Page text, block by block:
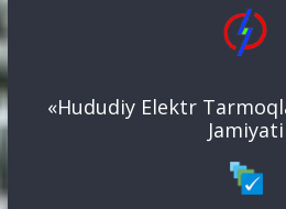
«Hududiy Elektr
Jamiyati